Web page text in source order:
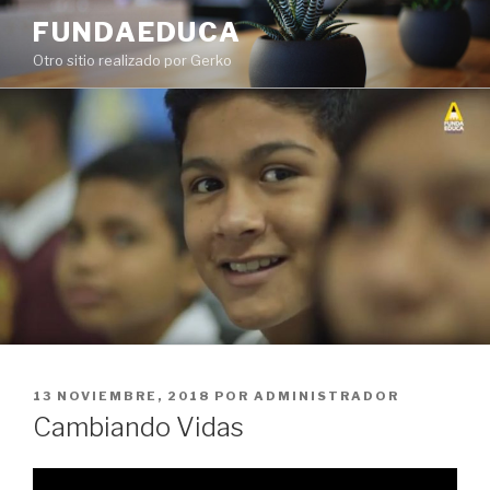
Ir
contenido
FUNDAEDUCA
Otro sitio realizado por Gerko
PUBLICADO
EN
13 NOVIEMBRE, 2018 POR ADMINISTRADOR
Cambiando Vidas